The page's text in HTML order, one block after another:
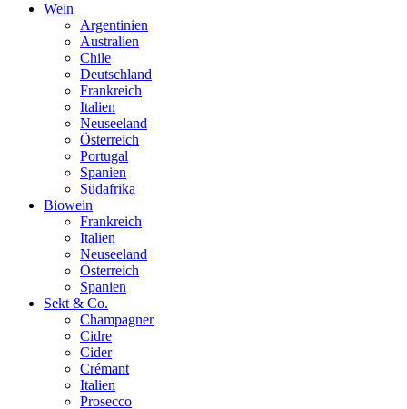
Wein
Argentinien
Australien
Chile
Deutschland
Frankreich
Italien
Neuseeland
Österreich
Portugal
Spanien
Südafrika
Biowein
Frankreich
Italien
Neuseeland
Österreich
Spanien
Sekt & Co.
Champagner
Cidre
Cider
Crémant
Italien
Prosecco